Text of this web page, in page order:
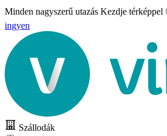
Minden nagyszerű utazás Kezdje térképpel
ingyen
Szállodák